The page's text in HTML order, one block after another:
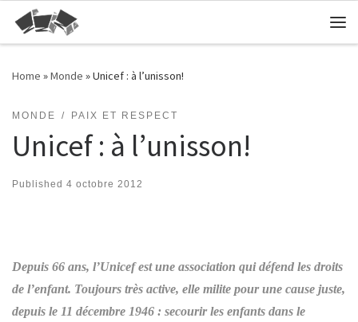
Skip to content
Home »Monde »Unicef : à l’unisson!
MONDE PAIX ET RESPECT
Unicef : à l’unisson!
Published 4 octobre 2012
Depuis 66 ans, l’Unicef est une association qui défend les droits
de l’enfant. Toujours très active, elle milite pour une cause juste,
depuis le 11 décembre 1946 : secourir les enfants dans le